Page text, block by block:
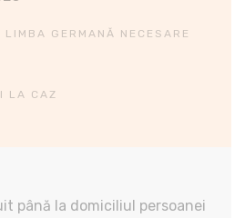
LIMBA GERMANĂ NECESARE
LA CAZ
până la domiciliul persoanei